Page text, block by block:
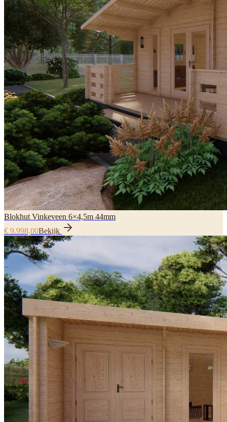
Blokhut Vinkeveen 6×4,5m 44mm
€ 9.998,00Bekijk